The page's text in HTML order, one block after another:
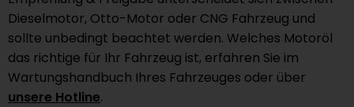
Dieselmotor, Otto-Motor oder CNG Fahrzeug und
sollte unbedingt beachtet werden. Welches Motoröl
das richtige für Ihr Fahrzeug ist, erfahren Sie im
Wartungshandbuch Ihres Fahrzeuges oder über
unsere Hotline.